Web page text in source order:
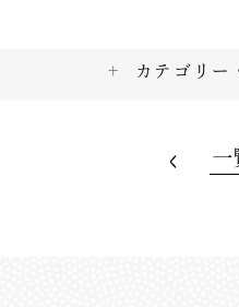
カテゴリー
一